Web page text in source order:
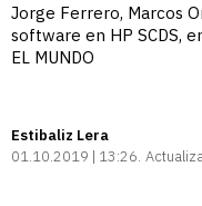
Jorge Ferrero, Marcos
software en HP SCDS,
EL MUNDO
Estibaliz Lera
01.10.2019 | 13:26